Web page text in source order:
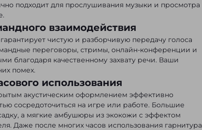
подходит для прослушивания музыки и просмотра
взаимодействия
чистую и разборчивую передачу голоса
переговоры, стримы, онлайн-конференции и
благодаря качественному захвату речи. Ваши
помех.
использования
акустическим оформлением эффективно
сосредоточиться на игре или работе. Большие
а мягкие амбушюры из экокожи с эффектом
Даже после многих часов использования гарнитура